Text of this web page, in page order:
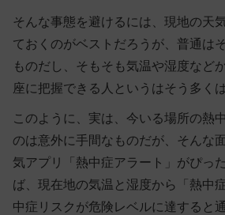
そんな事態を避けるには、現地の天
ておくのがベストだろうが、普通は
ものだし、そもそも気温や湿度など
座に把握できる人というはそう多く
このように、実は、今いる場所の熱
のは意外に手間なものだが、そんな
気アプリ「熱中症アラート」がぴっ
ば、 現在地の気温と湿度から「熱中
中症リスクが危険レベルに達すると